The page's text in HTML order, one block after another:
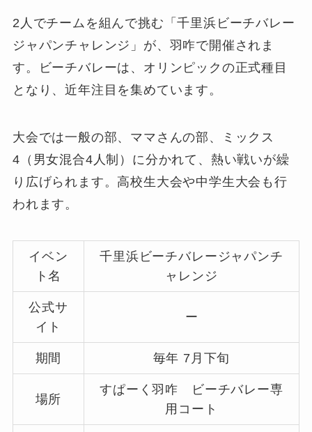
2人でチームを組んで挑む「千里浜ビーチバレー
ジャパンチャレンジ」が、羽咋で開催されま
す。ビーチバレーは、オリンピックの正式種目
となり、近年注目を集めています。
大会では一般の部、ママさんの部、ミックス
4（男女混合4人制）に分かれて、熱い戦いが繰
り広げられます。高校生大会や中学生大会も行
われます。
イベン
ト名
千里浜ビーチバレージャパンチ
ャレンジ
公式サ
イト
ー
期間 毎年 7月下旬
場所
すぱーく羽咋 ビーチバレー専
用コート